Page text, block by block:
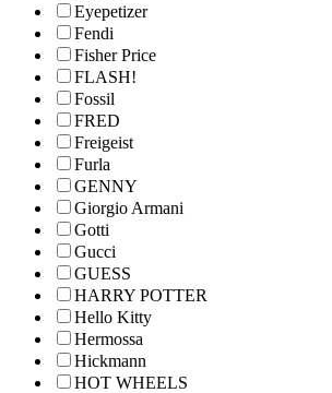
Eyepetizer
Fendi
Fisher Price
FLASH!
Fossil
FRED
Freigeist
Furla
GENNY
Giorgio Armani
Gotti
Gucci
GUESS
HARRY POTTER
Hello Kitty
Hermossa
Hickmann
HOT WHEELS